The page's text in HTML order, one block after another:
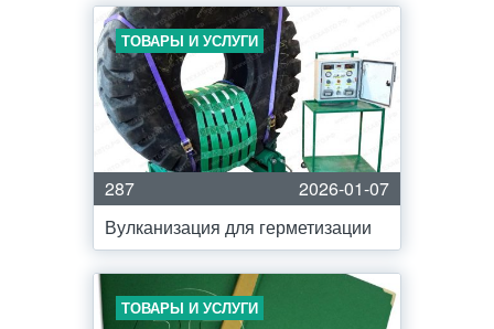
ТОВАРЫ И УСЛУГИ
287
2026-01-07
Вулканизация для герметизации
ТОВАРЫ И УСЛУГИ